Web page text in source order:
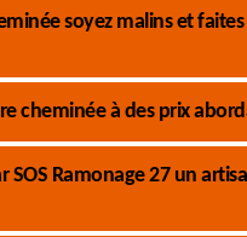
soyez malins et faites
cheminée à des prix
Ramonage 27 un